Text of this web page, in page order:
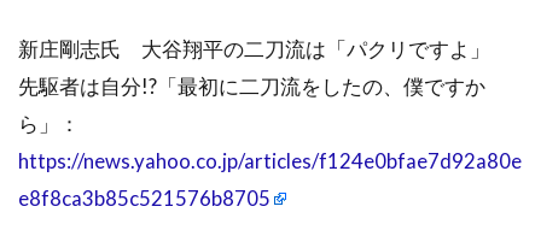
新庄剛志氏 大谷翔平の二刀流は「パクリですよ」
先駆者は自分!?「最初に二刀流をしたの、僕ですか
ら」：
https://news.yahoo.co.jp/articles/f124e0bfae7d92a80e
e8f8ca3b85c521576b8705